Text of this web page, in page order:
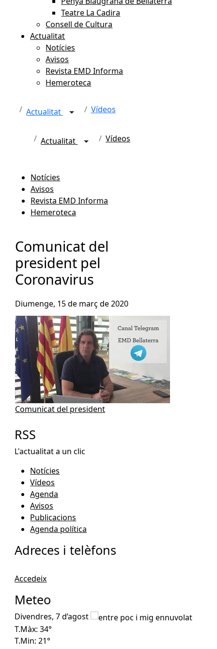
Teatre La Cadira
Consell de Cultura
Actualitat
Notícies
Avisos
Revista EMD Informa
Hemeroteca
Actualitat Vídeos
Actualitat Vídeos
Notícies
Avisos
Revista EMD Informa
Hemeroteca
Comunicat del
president pel
Coronavirus
Diumenge, 15 de març de 2020
Comunicat del president
RSS
L'actualitat a un clic
Notícies
Vídeos
Agenda
Avisos
Publicacions
Agenda política
Adreces i telèfons
Accedeix
Meteo
Divendres, 7 d’agost
T.Màx: 34°
T.Min: 21°